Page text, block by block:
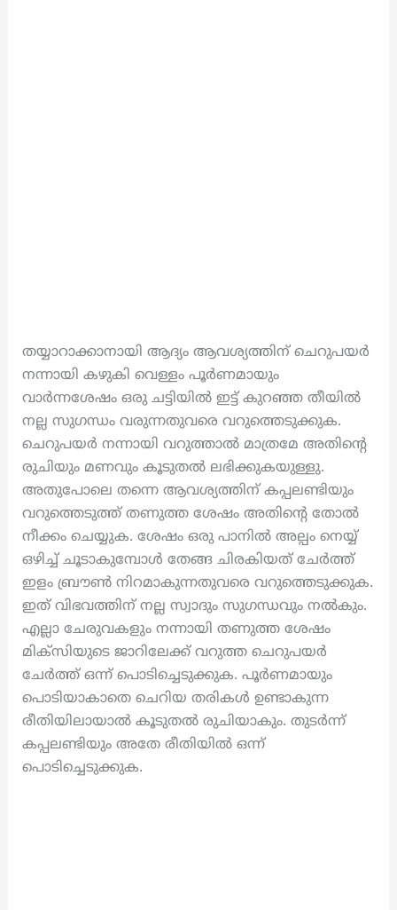
തയ്യാറാക്കാനായി ആദ്യം ആവശ്യത്തിന് ചെറുപയർ
നന്നായി കഴുകി വെള്ളം പൂർണമായും
വാർന്നശേഷം ഒരു ചട്ടിയിൽ ഇട്ട് കുറഞ്ഞ തീയിൽ
നല്ല സുഗന്ധം വരുന്നതുവരെ വറുത്തെടുക്കുക.
ചെറുപയർ നന്നായി വറുത്താൽ മാത്രമേ അതിന്റെ
രുചിയും മണവും കൂടുതൽ ലഭിക്കുകയുള്ളു.
അതുപോലെ തന്നെ ആവശ്യത്തിന് കപ്പലണ്ടിയും
വറുത്തെടുത്ത് തണുത്ത ശേഷം അതിന്റെ തോൽ
നീക്കം ചെയ്യുക. ശേഷം ഒരു പാനിൽ അല്പം നെയ്യ്
ഒഴിച്ച് ചൂടാകുമ്പോൾ തേങ്ങ ചിരകിയത് ചേർത്ത്
ഇളം ബ്രൗൺ നിറമാകുന്നതുവരെ വറുത്തെടുക്കുക.
ഇത് വിഭവത്തിന് നല്ല സ്വാദും സുഗന്ധവും നൽകും.
എല്ലാ ചേരുവകളും നന്നായി തണുത്ത ശേഷം
മിക്സിയുടെ ജാറിലേക്ക് വറുത്ത ചെറുപയർ
ചേർത്ത് ഒന്ന് പൊടിച്ചെടുക്കുക. പൂർണമായും
പൊടിയാകാതെ ചെറിയ തരികൾ ഉണ്ടാകുന്ന
രീതിയിലായാൽ കൂടുതൽ രുചിയാകും. തുടർന്ന്
കപ്പലണ്ടിയും അതേ രീതിയിൽ ഒന്ന്
പൊടിച്ചെടുക്കുക.